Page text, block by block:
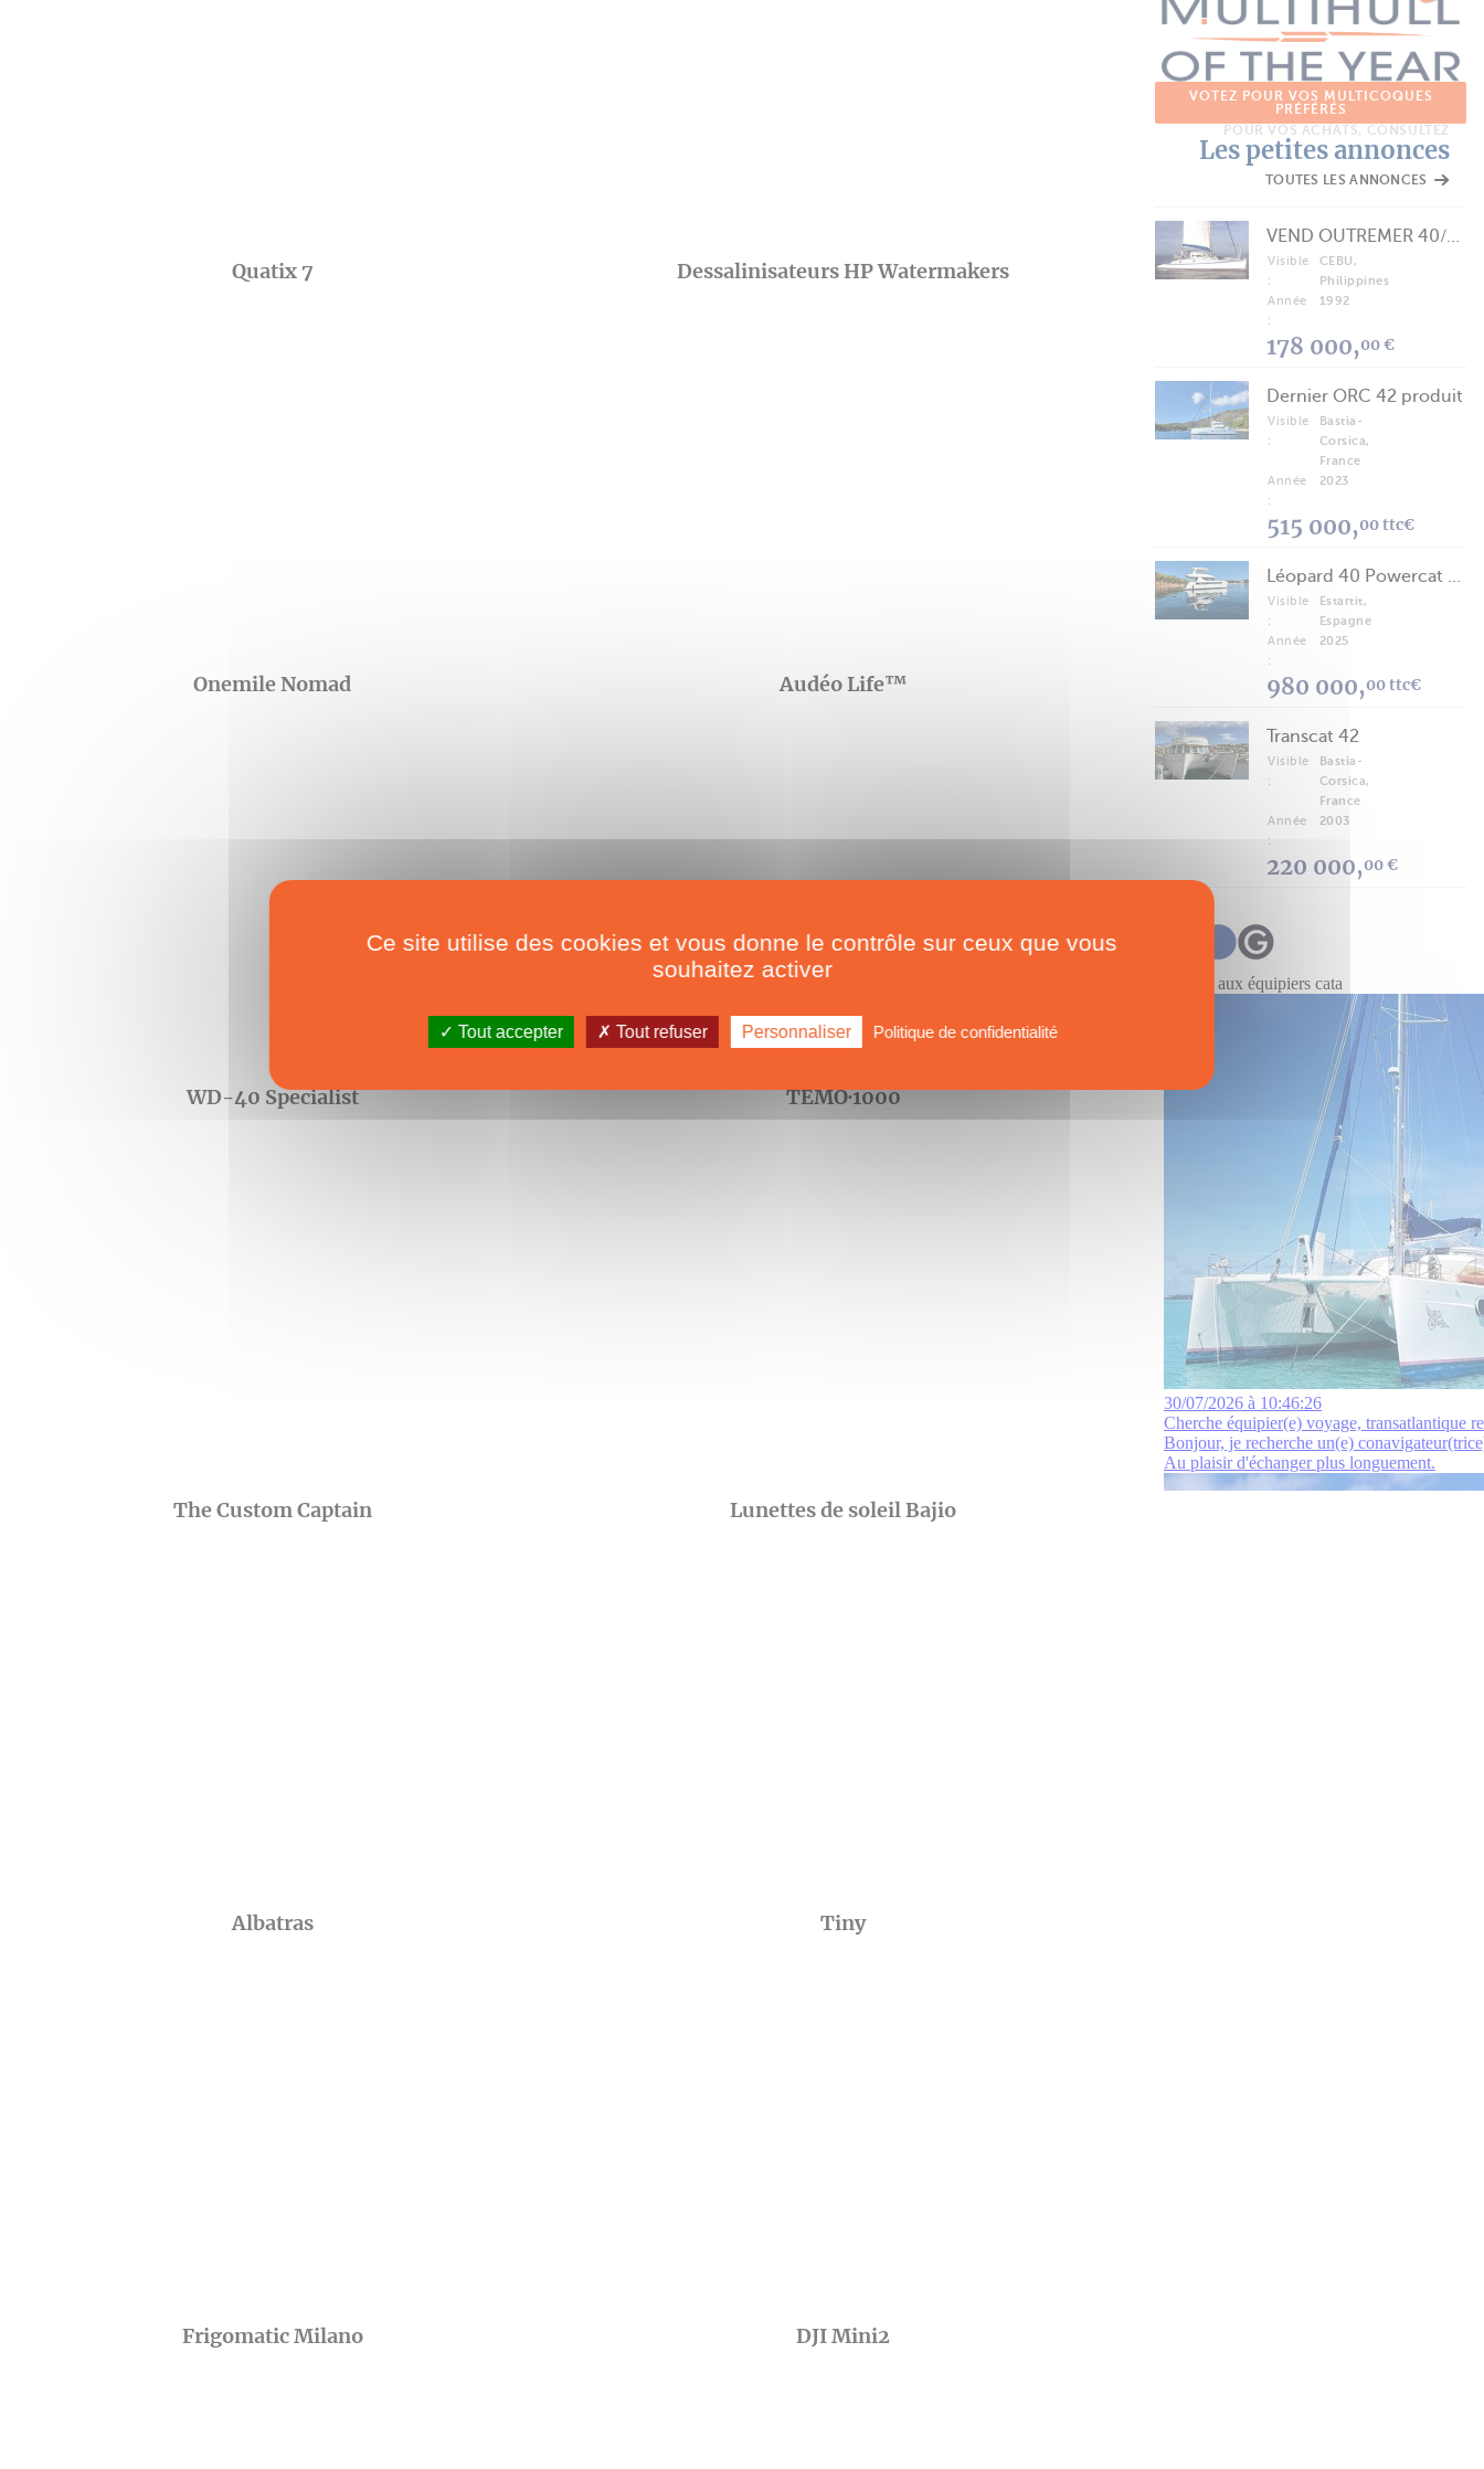
Quatix 7 Dessalinisateurs HP Watermakers
Onemile Nomad Audéo Life™
WD-40 Specialist TEMO·1000
The Custom Captain Lunettes de soleil Bajio
Albatras Tiny
Frigomatic Milano DJI Mini2
VOTEZ POUR VOS MULTICOQUES
PRÉFÉRÉS
POUR VOS ACHATS, CONSULTEZ
Les petites annonces
TOUTES LES ANNONCES
VEND OUTREMER 40/43 (FREE LANCE)
Visible
:
CEBU,
Philippines
Année
:
1992
178 000,00 €
Dernier ORC 42 produit
Visible
:
Bastia-
Corsica,
France
Année
:
2023
515 000,00 ttc€
Léopard 40 Powercat 2025
Visible
:
Estartit,
Espagne
Année
:
2025
980 000,00 ttc€
Transcat 42
Visible
:
Bastia-
Corsica,
France
Année
:
2003
220 000,00 €
Ce site utilise des cookies et vous donne le contrôle sur ceux que vous
souhaitez activer
Tout accepter Tout refuser Personnaliser Politique de confidentialité